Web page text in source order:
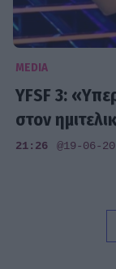
MEDIA
YFSF 3:
στον
21:26 @19-06-